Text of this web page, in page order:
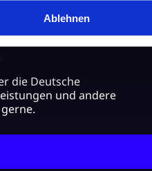
Ablehnen
die Deutsche
und andere